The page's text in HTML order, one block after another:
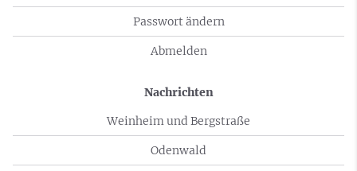
Passwort ändern
Abmelden
Nachrichten
Weinheim und Bergstraße
Odenwald